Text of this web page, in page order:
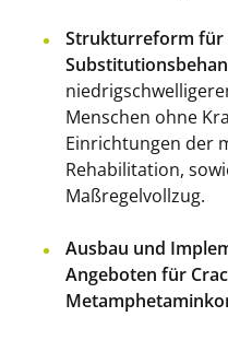
Strukturreform für
Menschen ohne
Einrichtungen der
Rehabilitation,
Maßregelvollzug.
Ausbau und
Angeboten für